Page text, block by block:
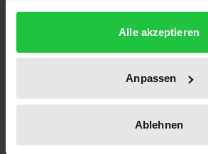
gesammelt haben.
Alle akzeptieren
Anpassen
Ablehnen
Belange des vorbeugenden
einerseits und der
bei richtiger Gesetzesauslegung
Einklang gebracht werden können.
fachplanungsrechtlichen